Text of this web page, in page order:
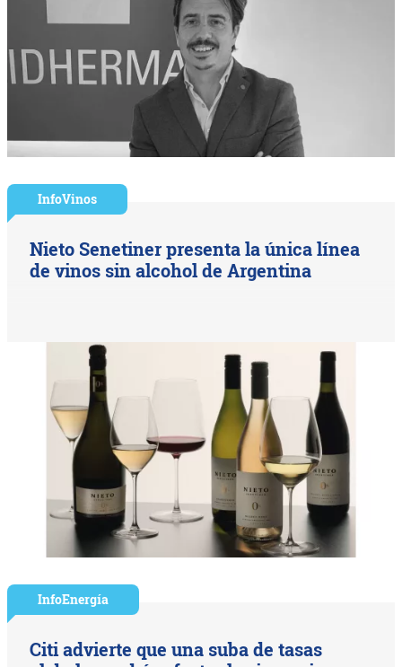
InfoVinos
Nieto Senetiner presenta la única línea
de vinos sin alcohol de Argentina
InfoEnergía
Citi advierte que una suba de tasas